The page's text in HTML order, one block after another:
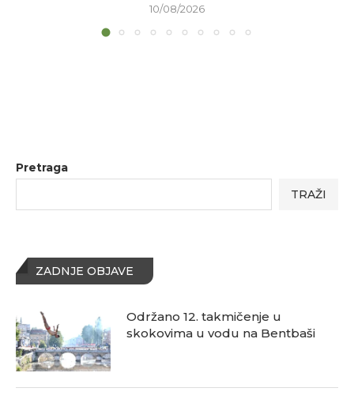
10/08/2026
Pretraga
TRAŽI
ZADNJE OBJAVE
Održano 12. takmičenje u
skokovima u vodu na Bentbaši